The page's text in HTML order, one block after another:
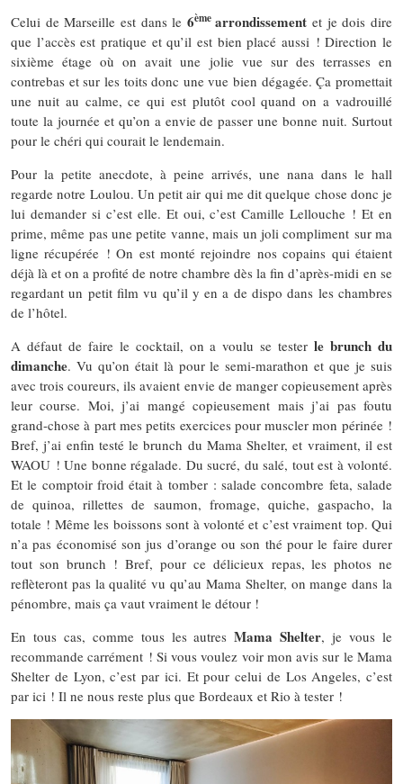
Celui de Marseille est dans le 6ème arrondissement et je dois dire
que l’accès est pratique et qu’il est bien placé aussi ! Direction le
sixième étage où on avait une jolie vue sur des terrasses en
contrebas et sur les toits donc une vue bien dégagée. Ça promettait
une nuit au calme, ce qui est plutôt cool quand on a vadrouillé
toute la journée et qu’on a envie de passer une bonne nuit. Surtout
pour le chéri qui courait le lendemain.
Pour la petite anecdote, à peine arrivés, une nana dans le hall
regarde notre Loulou. Un petit air qui me dit quelque chose donc je
lui demander si c’est elle. Et oui, c’est Camille Lellouche ! Et en
prime, même pas une petite vanne, mais un joli compliment sur ma
ligne récupérée ! On est monté rejoindre nos copains qui étaient
déjà là et on a profité de notre chambre dès la fin d’après-midi en se
regardant un petit film vu qu’il y en a de dispo dans les chambres
de l’hôtel.
A défaut de faire le cocktail, on a voulu se testerle brunch du
dimanche. Vu qu’on était là pour le semi-marathon et que je suis
avec trois coureurs, ils avaient envie de manger copieusement après
leur course. Moi, j’ai mangé copieusement mais j’ai pas foutu
grand-chose à part mes petits exercices pour muscler mon périnée !
Bref, j’ai enfin testé le brunch du Mama Shelter, et vraiment, il est
WAOU ! Une bonne régalade. Du sucré, du salé, tout est à volonté.
Et le comptoir froid était à tomber : salade concombre feta, salade
de quinoa, rillettes de saumon, fromage, quiche, gaspacho, la
totale ! Même les boissons sont à volonté et c’est vraiment top. Qui
n’a pas économisé son jus d’orange ou son thé pour le faire durer
tout son brunch ! Bref, pour ce délicieux repas, les photos ne
reflèteront pas la qualité vu qu’au Mama Shelter, on mange dans la
pénombre, mais ça vaut vraiment le détour !
En tous cas, comme tous les autresMama Shelter, je vous le
recommande carrément ! Si vous voulez voir mon avis sur le Mama
Shelter de Lyon, c’est par ici. Et pour celui de Los Angeles, c’est
par ici ! Il ne nous reste plus que Bordeaux et Rio à tester !